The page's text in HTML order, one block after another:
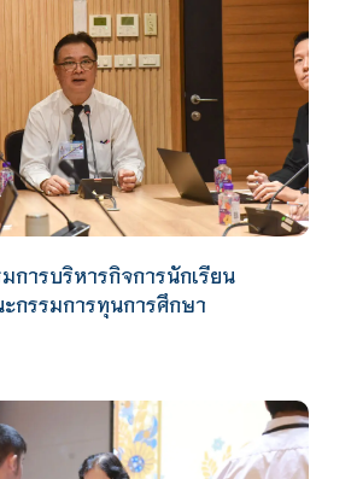
การบริหารกิจการนักเรียน
กรรมการทุนการศึกษา